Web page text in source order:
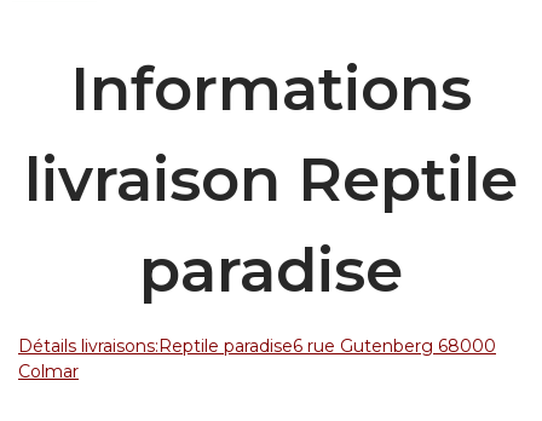
Informations
livraison Reptile
paradise
Détails livraisons:Reptile paradise6 rue Gutenberg 68000
Colmar